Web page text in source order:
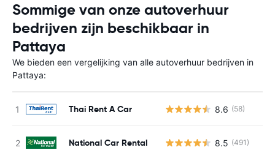
Sommige van onze autoverhuur
bedrijven zijn beschikbaar in
Pattaya
We bieden een vergelijking van alle autoverhuur bedrijven in
Pattaya:
Thai Rent A Car 8.6 (58)
National Car Rental 8.5 (491)